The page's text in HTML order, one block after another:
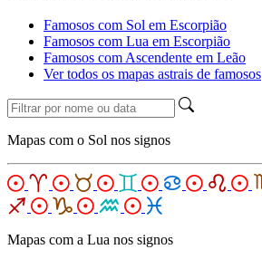
Famosos com Sol em Escorpião
Famosos com Lua em Escorpião
Famosos com Ascendente em Leão
Ver todos os mapas astrais de famosos
Mapas com o Sol nos signos
Mapas com a Lua nos signos